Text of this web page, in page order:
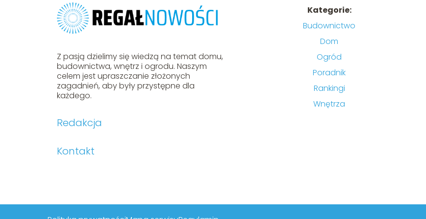
Z pasją dzielimy się wiedzą na temat domu,
budownictwa, wnętrz i ogrodu. Naszym
celem jest upraszczanie złożonych
zagadnień, aby były przystępne dla
każdego.
Redakcja
Kontakt
Kategorie:
Budownictwo
Dom
Ogród
Poradnik
Rankingi
Wnętrza